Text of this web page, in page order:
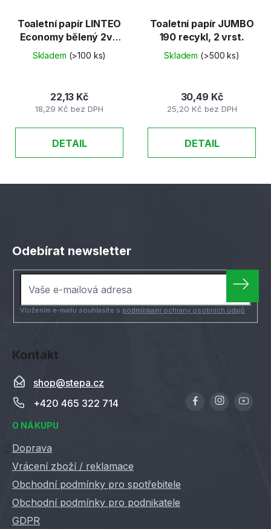
Toaletní papír LINTEO
Economy bělený 2vr.
66 m
Skladem (>100 ks)
18,29 Kč bez DPH
22,13 Kč
DETAIL
Toaletní papír JUMBO
190 recykl, 2 vrst.
Skladem (>500 ks)
25,20 Kč bez DPH
30,49 Kč
DETAIL
Kontakt
shop@stepa.cz
+420 465 322 714
O NÁKUPU
Doprava
Vrácení zboží / reklamace
Obchodní podmínky pro spotřebitele
Obchodní podmínky pro podnikatele
GDPR
Odebírat newsletter
Vložením e-mailu souhlasíte s podmínkami ochrany osobních údajů